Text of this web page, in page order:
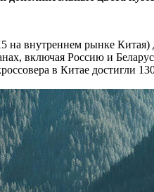
на внутреннем рынке
включая Россию и
в Китае достигли